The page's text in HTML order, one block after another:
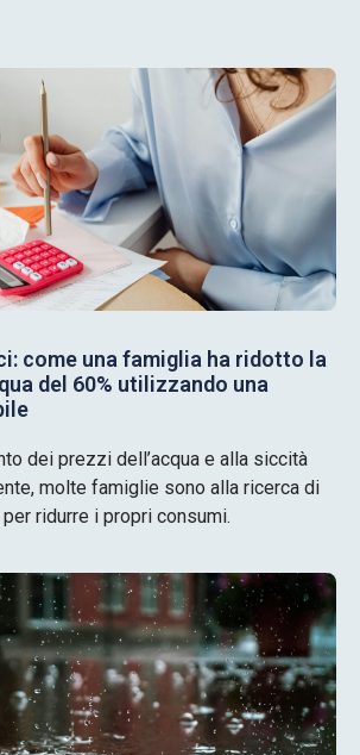
come una famiglia ha ridotto la
del 60% utilizzando una
dei prezzi dell’acqua e alla siccità
molte famiglie sono alla ricerca di
ridurre i propri consumi.